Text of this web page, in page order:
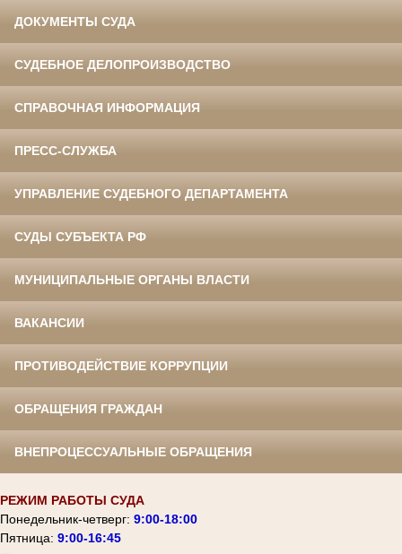
ДОКУМЕНТЫ СУДА
СУДЕБНОЕ ДЕЛОПРОИЗВОДСТВО
СПРАВОЧНАЯ ИНФОРМАЦИЯ
ПРЕСС-СЛУЖБА
УПРАВЛЕНИЕ СУДЕБНОГО ДЕПАРТАМЕНТА
СУДЫ СУБЪЕКТА РФ
МУНИЦИПАЛЬНЫЕ ОРГАНЫ ВЛАСТИ
ВАКАНСИИ
ПРОТИВОДЕЙСТВИЕ КОРРУПЦИИ
ОБРАЩЕНИЯ ГРАЖДАН
ВНЕПРОЦЕССУАЛЬНЫЕ ОБРАЩЕНИЯ
РЕЖИМ РАБОТЫ СУДА
Понедельник-четверг: 9:00-18:00
Пятница: 9:00-16:45